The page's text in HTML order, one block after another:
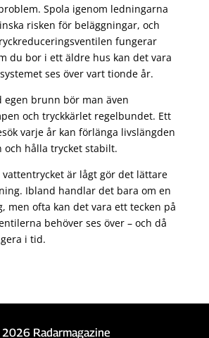
Spola igenom ledningarna
risken för beläggningar, och
fungerar
du bor i ett äldre hus kan det vara
ses över vart tionde år.
egen brunn bör man även
och tryckkärlet regelbundet. Ett
varje år kan förlänga livslängden
och hålla trycket stabilt.
är lågt gör det lättare
Ibland handlar det bara om en
men ofta kan det vara ett tecken på
behöver ses över – och då
i tid.
Radarmagazine